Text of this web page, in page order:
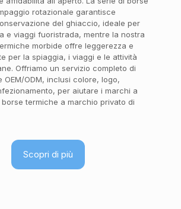
rotazionale garantisce
del ghiaccio, ideale per
e viaggi fuoristrada, mentre la nostra
morbide offre leggerezza e
per la spiaggia, i viaggi e le attività
Offriamo un servizio completo di
OEM/ODM, inclusi colore, logo,
per aiutare i marchi a
termiche a marchio privato di
Scopri di più